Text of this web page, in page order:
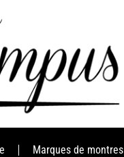
Marques de montres